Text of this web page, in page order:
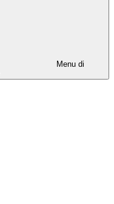
Menu di